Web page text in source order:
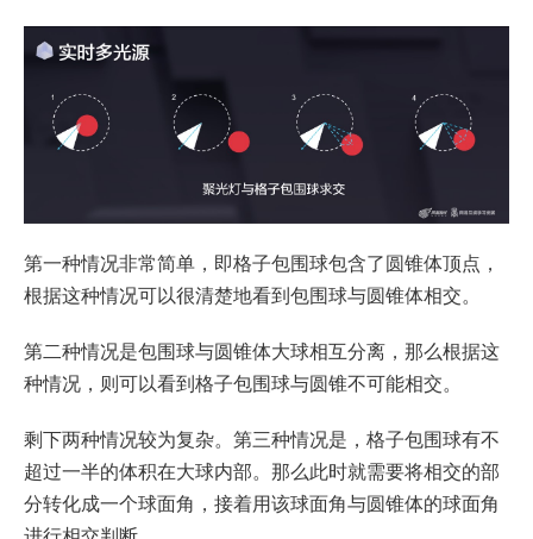
第一种情况非常简单，即格子包围球包含了圆锥体顶点，
根据这种情况可以很清楚地看到包围球与圆锥体相交。
第二种情况是包围球与圆锥体大球相互分离，那么根据这
种情况，则可以看到格子包围球与圆锥不可能相交。
剩下两种情况较为复杂。第三种情况是，格子包围球有不
超过一半的体积在大球内部。那么此时就需要将相交的部
分转化成一个球面角，接着用该球面角与圆锥体的球面角